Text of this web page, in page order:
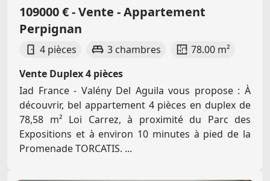
109000 € - Vente - Appartement
Perpignan
4 pièces 3 chambres
78.00 m²
Vente Duplex 4 pièces
Iad France - Valény Del Aguila vous propose : À
découvrir, bel appartement 4 pièces en duplex de
78,58 m² Loi Carrez, à proximité du Parc des
Expositions et à environ 10 minutes à pied de la
Promenade TORCATIS. ...